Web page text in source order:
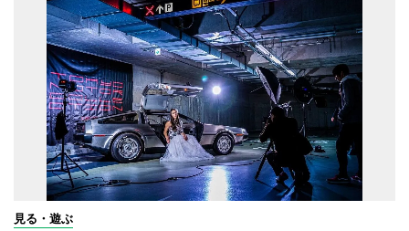
見る・遊ぶ